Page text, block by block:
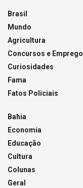
Brasil
Mundo
Agricultura
Concursos e Emprego
Curiosidades
Fama
Fatos Policiais
Bahia
Economia
Educação
Cultura
Colunas
Geral